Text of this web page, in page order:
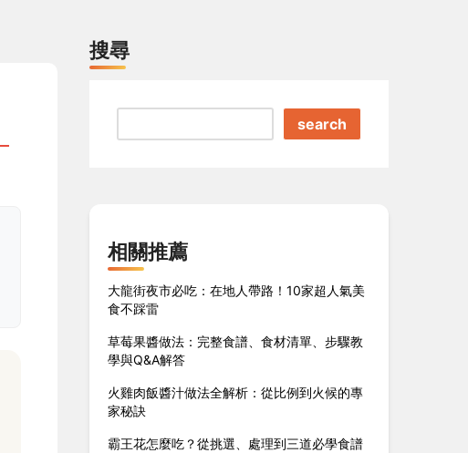
搜尋
search
相關推薦
大龍街夜市必吃：在地人帶路！10家超人氣美
食不踩雷
草莓果醬做法：完整食譜、食材清單、步驟教
學與Q&A解答
火雞肉飯醬汁做法全解析：從比例到火候的專
家秘訣
霸王花怎麼吃？從挑選、處理到三道必學食譜